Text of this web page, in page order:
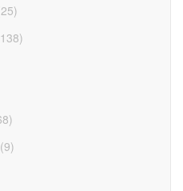
25)
138)
)
(9)